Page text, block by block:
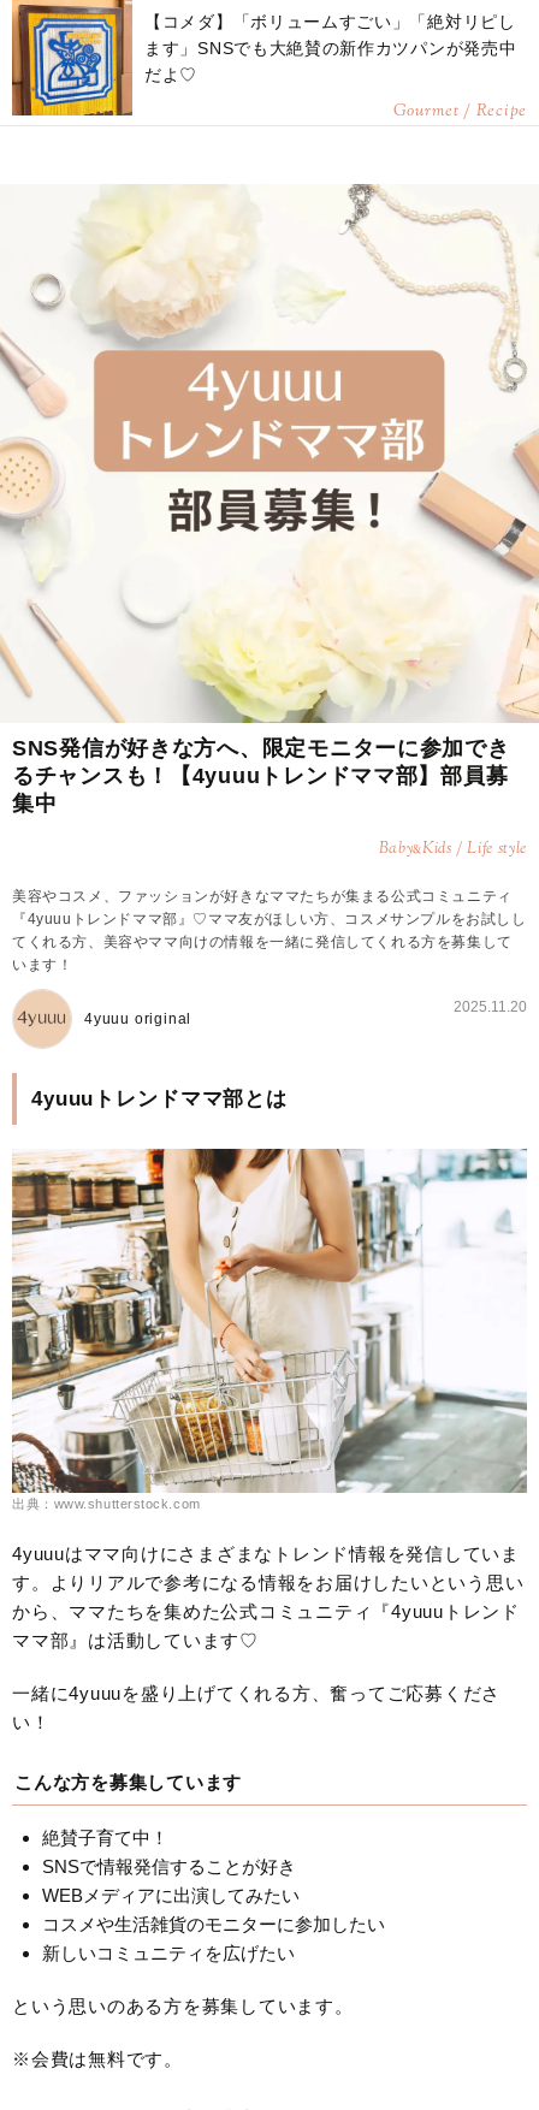
【コメダ】「ボリュームすごい」「絶対リピし
ます」SNSでも大絶賛の新作カツパンが発売中
だよ♡
Gourmet / Recipe
SNS発信が好きな方へ、限定モニターに参加でき
るチャンスも！【4yuuuトレンドママ部】部員募
集中
Baby&Kids / Life style
美容やコスメ、ファッションが好きなママたちが集まる公式コミュニティ
『4yuuuトレンドママ部』♡ママ友がほしい方、コスメサンプルをお試しし
てくれる方、美容やママ向けの情報を一緒に発信してくれる方を募集して
います！
4yuuu original
2025.11.20
4yuuuトレンドママ部とは
出典：www.shutterstock.com
4yuuuはママ向けにさまざまなトレンド情報を発信していま
す。よりリアルで参考になる情報をお届けしたいという思い
から、ママたちを集めた公式コミュニティ『4yuuuトレンド
ママ部』は活動しています♡
一緒に4yuuuを盛り上げてくれる方、奮ってご応募くださ
い！
こんな方を募集しています
絶賛子育て中！
SNSで情報発信することが好き
WEBメディアに出演してみたい
コスメや生活雑貨のモニターに参加したい
新しいコミュニティを広げたい
という思いのある方を募集しています。
※会費は無料です。